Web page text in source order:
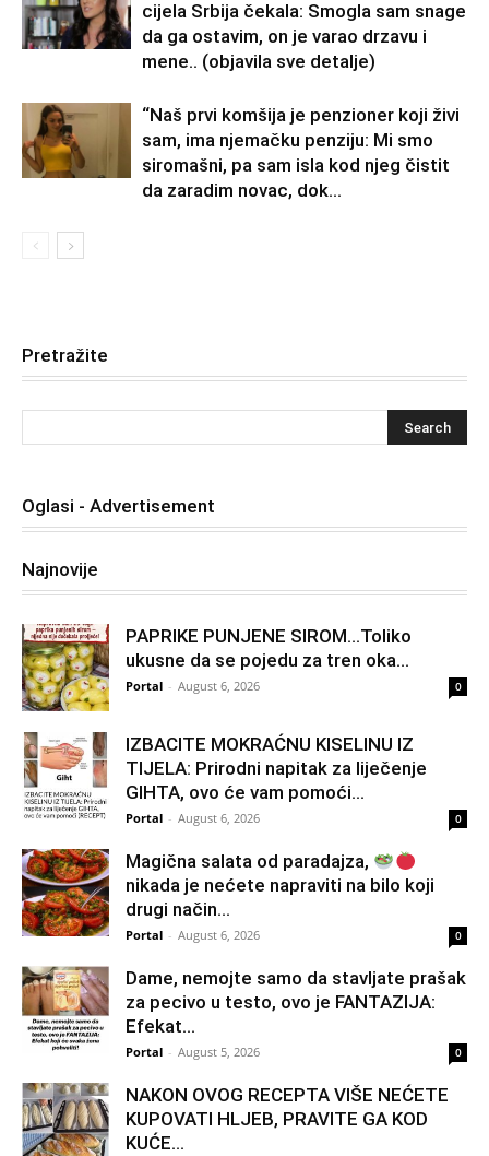
cijela Srbija čekala: Smogla sam snage
da ga ostavim, on je varao drzavu i
mene.. (objavila sve detalje)
“Naš prvi komšija je penzioner koji živi
sam, ima njemačku penziju: Mi smo
siromašni, pa sam isla kod njeg čistit
da zaradim novac, dok...
Pretražite
Oglasi - Advertisement
Najnovije
PAPRIKE PUNJENE SIROM…Toliko
ukusne da se pojedu za tren oka…
Portal - August 6, 2026 0
IZBACITE MOKRAĆNU KISELINU IZ
TIJELA: Prirodni napitak za liječenje
GIHTA, ovo će vam pomoći...
Portal - August 6, 2026 0
Magična salata od paradajza,
nikada je nećete napraviti na bilo koji
drugi način…
Portal - August 6, 2026 0
Dame, nemojte samo da stavljate prašak
za pecivo u testo, ovo je FANTAZIJA:
Efekat...
Portal - August 5, 2026 0
NAKON OVOG RECEPTA VIŠE NEĆETE
KUPOVATI HLJEB, PRAVITE GA KOD
KUĆE…